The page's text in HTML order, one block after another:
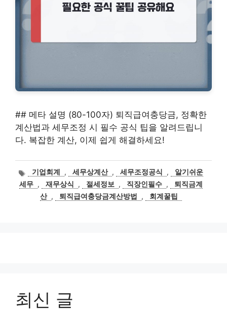
## 메타 설명 (80-100자) 퇴직급여충당금, 정확한
계산법과 세무조정 시 필수 공식 팁을 알려드립니
다. 복잡한 계산, 이제 쉽게 해결하세요!
태
그
기업회계 , 세무상계산 , 세무조정공식 ,
알기쉬운
세무 , 재무상식 , 절세정보 , 직장인필수 ,
퇴직금계
산 , 퇴직급여충당금계산방법 , 회계꿀팁
최신 글